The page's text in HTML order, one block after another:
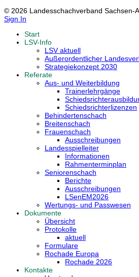
© 2026 Landesschachverband Sachsen-
Sign In
Start
LSV-Info
LSV aktuell
Außerordentlicher
Strategiekonzept 2030
Referate
Aus- und Weiterbildung
Trainerlehrgänge
Schiedsrichterlizenzen
Behindertenschach
Breitenschach
Frauenschach
Ausschreibungen
Landesspielleiter
Informationen
Rahmenterminplan
Seniorenschach
Berichte
Ausschreibungen
LSenEM2026
Wertungs- und Passwesen
Dokumente
Übersicht
Protokolle
aktuell
Formulare
Rochade Europa
Rochade 2026
Kontakte